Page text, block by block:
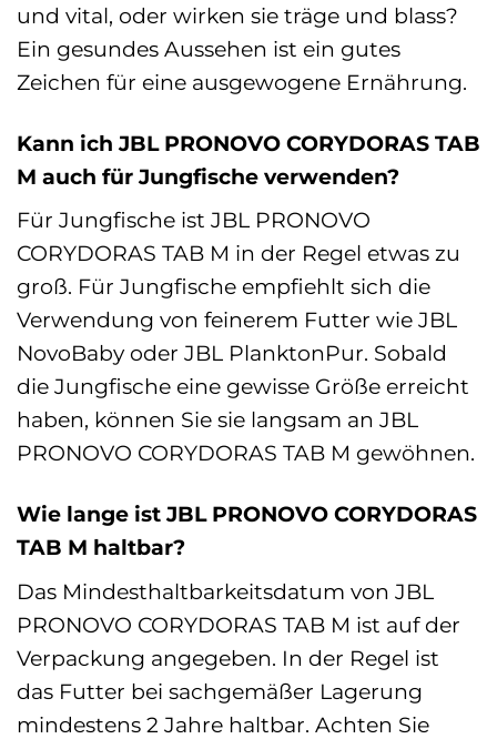
und vital, oder wirken sie träge und blass?
Ein gesundes Aussehen ist ein gutes
Zeichen für eine ausgewogene Ernährung.
Kann ich JBL PRONOVO CORYDORAS TAB
M auch für Jungfische verwenden?
Für Jungfische ist JBL PRONOVO
CORYDORAS TAB M in der Regel etwas zu
groß. Für Jungfische empfiehlt sich die
Verwendung von feinerem Futter wie JBL
NovoBaby oder JBL PlanktonPur. Sobald
die Jungfische eine gewisse Größe erreicht
haben, können Sie sie langsam an JBL
PRONOVO CORYDORAS TAB M gewöhnen.
Wie lange ist JBL PRONOVO CORYDORAS
TAB M haltbar?
Das Mindesthaltbarkeitsdatum von JBL
PRONOVO CORYDORAS TAB M ist auf der
Verpackung angegeben. In der Regel ist
das Futter bei sachgemäßer Lagerung
mindestens 2 Jahre haltbar. Achten Sie